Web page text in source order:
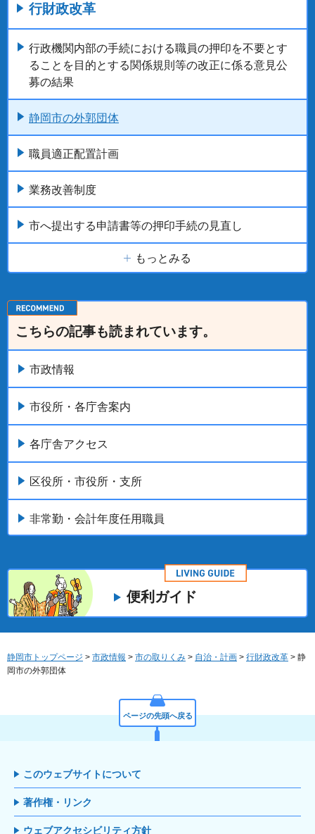
行財政改革
行政機関内部の手続における職員の押印を不要とす
ることを目的とする関係規則等の改正に係る意見公
募の結果
静岡市の外郭団体
職員適正配置計画
業務改善制度
市へ提出する申請書等の押印手続の見直し
もっとみる
こちらの記事も読まれています。
市政情報
市役所・各庁舎案内
各庁舎アクセス
区役所・市役所・支所
非常勤・会計年度任用職員
便利ガイド
静岡市トップページ > 市政情報 > 市の取りくみ > 自治・計画 > 行財政改革 > 静
岡市の外郭団体
ページの先頭へ戻る
このウェブサイトについて
著作権・リンク
ウェブアクセシビリティ方針